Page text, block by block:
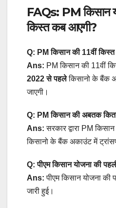
FAQs: PM किसान
किस्त कब आएगी?
Q: PM किसान की 11वीं
Ans: PM किसान की 11वीं
2022 से पहलेकिसानो के बैंक
जाएगी।
Q: PM किसान की अबतक
Ans: सरकार द्वारा PM
किसानो के बैंक अकाउंट में
Q: पीएम किसान योजना की
Ans: पीएम किसान योजना की
जारी हुई।